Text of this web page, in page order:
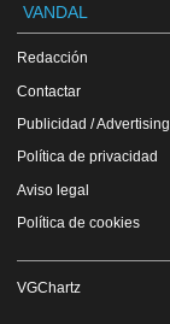
VANDAL
Redacción
Contactar
Publicidad / Advertising
Política de privacidad
Aviso legal
Política de cookies
VGChartz